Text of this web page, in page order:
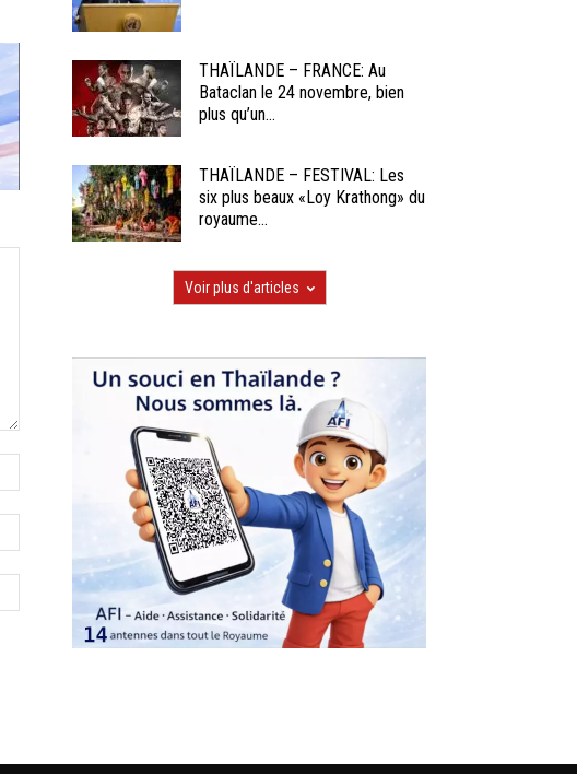
THAÏLANDE – FRANCE: Au
Bataclan le 24 novembre, bien
plus qu’un...
THAÏLANDE – FESTIVAL: Les
six plus beaux «Loy Krathong» du
royaume...
Voir plus d'articles